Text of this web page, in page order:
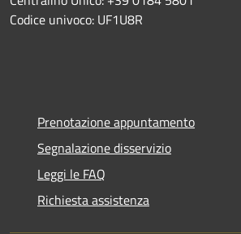
Codice univoco: UF1U8R
Prenotazione appuntamento
Segnalazione disservizio
Leggi le FAQ
Richiesta assistenza